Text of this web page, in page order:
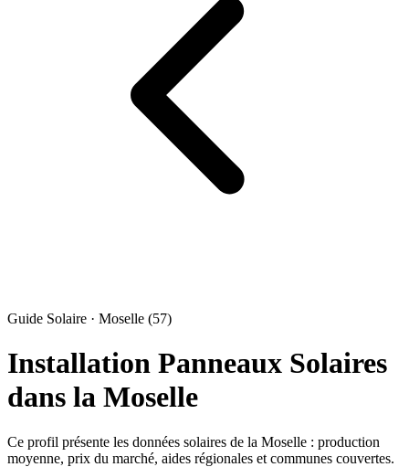
Guide Solaire · Moselle (57)
Installation Panneaux Solaires
dans la Moselle
Ce profil présente les données solaires de la Moselle : production
moyenne, prix du marché, aides régionales et communes couvertes.